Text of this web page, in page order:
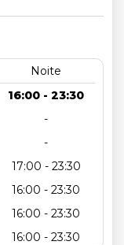
Noite
16:00 - 23:30
-
-
17:00 - 23:30
16:00 - 23:30
16:00 - 23:30
16:00 - 23:30